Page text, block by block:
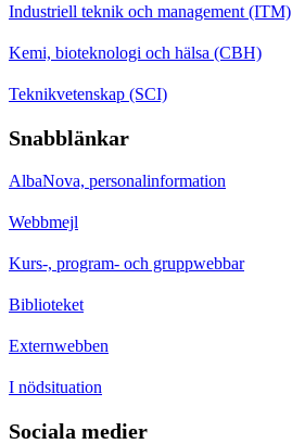
Industriell teknik och management (ITM)
Kemi, bioteknologi och hälsa (CBH)
Teknikvetenskap (SCI)
Snabblänkar
AlbaNova, personalinformation
Webbmejl
Kurs-, program- och gruppwebbar
Biblioteket
Externwebben
I nödsituation
Sociala medier